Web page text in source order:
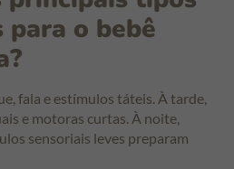
o bebê
fala e estímulos táteis. À tarde,
e motoras curtas. À noite,
sensoriais leves preparam